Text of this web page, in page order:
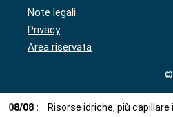
Note legali
Privacy
Area riservata
08/08 : Risorse idriche, più